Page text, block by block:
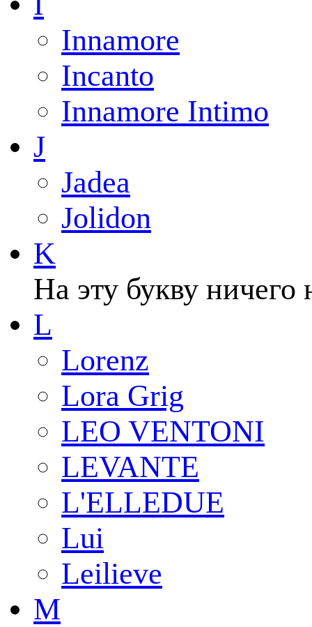
Innamore
Incanto
Innamore Intimo
J
Jadea
Jolidon
K
На эту букву ничего
L
Lorenz
Lora Grig
LEO VENTONI
LEVANTE
L'ELLEDUE
Lui
Leilieve
M